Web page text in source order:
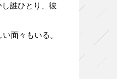
誰ひとり、彼
面々もいる。